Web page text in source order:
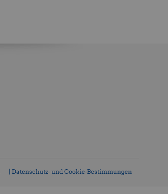
| Datenschutz- und Cookie-Bestimmungen